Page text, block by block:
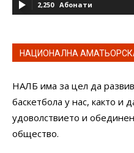
2,250 Абонати
НАЦИОНАЛНА
НАЛБ има за цел да
баскетбола у нас, както и
удоволствието и
общество.